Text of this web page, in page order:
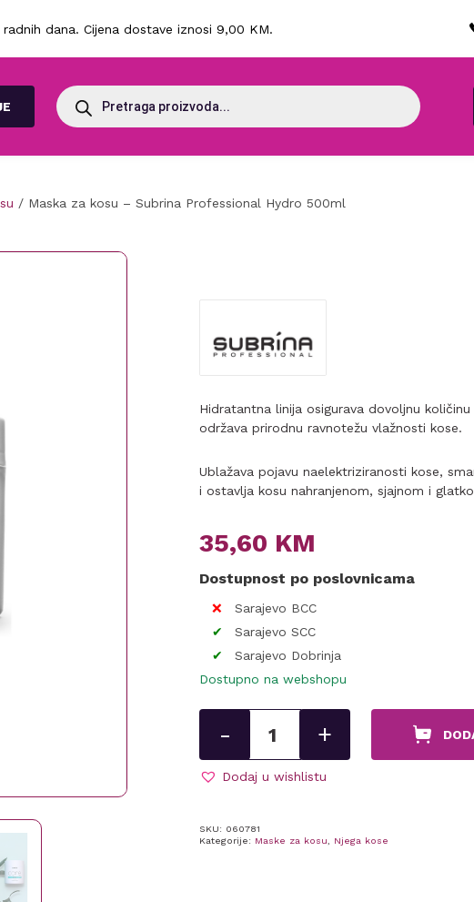
dana. Cijena dostave iznosi 9,00 KM.
Products
search
/ Maska za kosu – Subrina Professional Hydro 500ml
Hidratantna linija osigurava dovoljnu
održava prirodnu ravnotežu vlažnosti kose.
Ublažava pojavu naelektriziranosti kose,
i ostavlja kosu nahranjenom, sjajnom i
35,60 KM
Dostupnost po poslovnicama
Sarajevo BCC
Sarajevo SCC
Sarajevo Dobrinja
Dostupno na webshopu
-
kosu
–
Hydro
+
Dodaj u wishlistu
SKU: 060781
Kategorije: Maske za kosu, Njega kose